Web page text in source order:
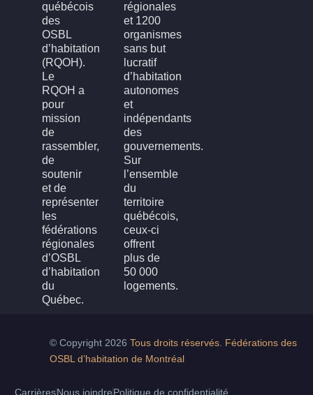
québécois
des
OSBL
d’habitation
(RQOH).
Le
RQOH a
pour
mission
de
rassembler,
de
soutenir
et de
représenter
les
fédérations
régionales
d’OSBL
d’habitation
du
Québec.
régionales
et 1200
organismes
sans but
lucratif
d’habitation
autonomes
et
indépendants
des
gouvernements.
Sur
l’ensemble
du
territoire
québécois,
ceux-ci
offrent
plus de
50 000
logements.
© Copyright 2026 Tous droits réservés. Fédérations des
OSBL d’habitation de Montréal
Carrières Nous joindre Politique de confidentialité